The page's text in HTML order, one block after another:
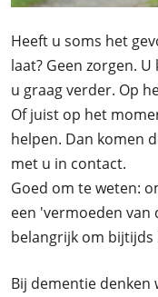
Heeft u soms het
laat? Geen zorgen.
u graag verder. Op
Of juist op het
helpen. Dan komen
met u in contact.
Goed om te weten:
een 'vermoeden van
belangrijk om bijtijds
Bij dementie denken